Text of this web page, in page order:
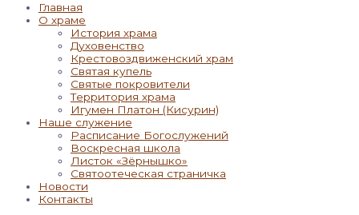
Главная
О храме
История храма
Духовенство
Крестовоздвиженский храм
Святая купель
Святые покровители
Территория храма
Игумен Платон (Кисурин)
Наше служение
Расписание Богослужений
Воскресная школа
Листок «Зёрнышко»
Святоотеческая страничка
Новости
Контакты